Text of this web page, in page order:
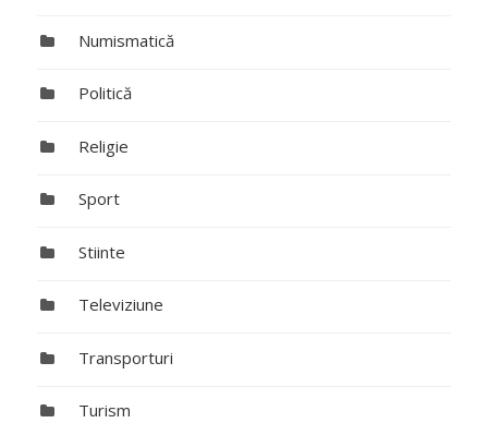
Numismatică
Politică
Religie
Sport
Stiinte
Televiziune
Transporturi
Turism